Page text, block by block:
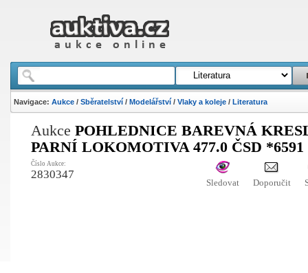
Navigace: Aukce/ Sběratelství/ Modelářství/ Vlaky a koleje/ Literatura
Aukce POHLEDNICE BAREVNÁ
PARNÍ LOKOMOTIVA 477.0 ČSD *6591
Číslo Aukce:
2830347
Sledovat Doporučit